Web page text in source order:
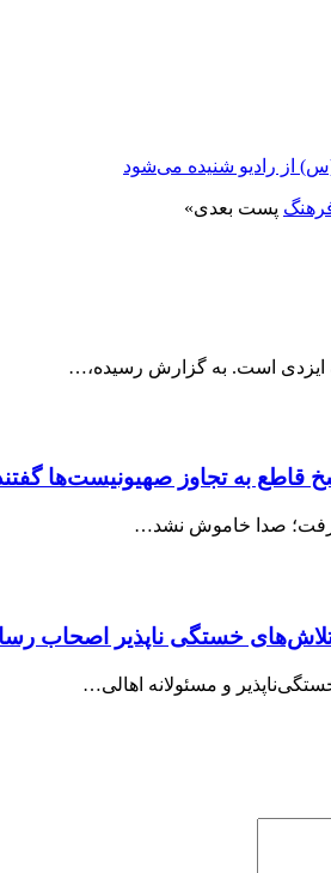
از رادیو شنیده می‌شود
پست بعدی»
قاطع به تجاوز صهیونیست‌ها
صدا خاموش نشد…
خستگی ناپذیر اصحاب
و مسئولانه اهالی…